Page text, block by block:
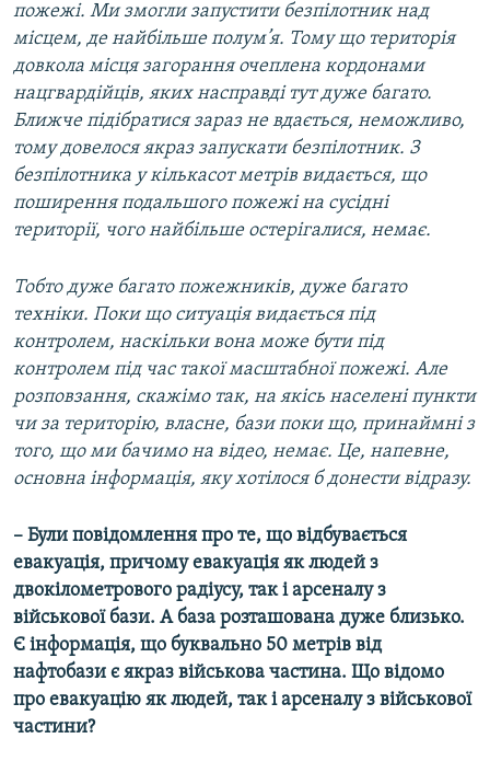
пожежі. Ми змогли запустити безпілотник над
місцем, де найбільше полум’я. Тому що територія
довкола місця загорання очеплена кордонами
нацгвардійців, яких насправді тут дуже багато.
Ближче підібратися зараз не вдається, неможливо,
тому довелося якраз запускати безпілотник. З
безпілотника у кількасот метрів видається, що
поширення подальшого пожежі на сусідні
території, чого найбільше остерігалися, немає.
Тобто дуже багато пожежників, дуже багато
техніки. Поки що ситуація видається під
контролем, наскільки вона може бути під
контролем під час такої масштабної пожежі. Але
розповзання, скажімо так, на якісь населені пункти
чи за територію, власне, бази поки що, принаймні з
того, що ми бачимо на відео, немає. Це, напевне,
основна інформація, яку хотілося б донести відразу.
– Були повідомлення про те, що відбувається
евакуація, причому евакуація як людей з
двокілометрового радіусу, так і арсеналу з
військової бази. А база розташована дуже близько.
Є інформація, що буквально 50 метрів від
нафтобази є якраз військова частина. Що відомо
про евакуацію як людей, так і арсеналу з військової
частини?